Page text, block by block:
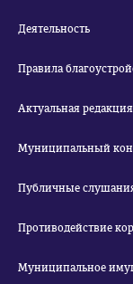
Деятельность
Правила
Актуальная редакция
Муниципальный
Публичные
Противодействие
Муниципальное